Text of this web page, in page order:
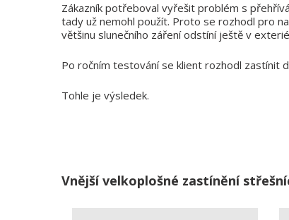
Zákazník potřeboval vyřešit problém s
tady už nemohl použít. Proto se rozhodl pro
většinu slunečního záření odstíní ještě v
Po ročním testování se klient rozhodl zastínit
Tohle je výsledek.
Vnější velkoplošné zastínění